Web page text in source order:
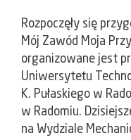
Rozpoczęły się
Mój Zawód Moja
organizowane jest
Uniwersytetu
K. Pułaskiego w
w Radomiu.
na Wydziale